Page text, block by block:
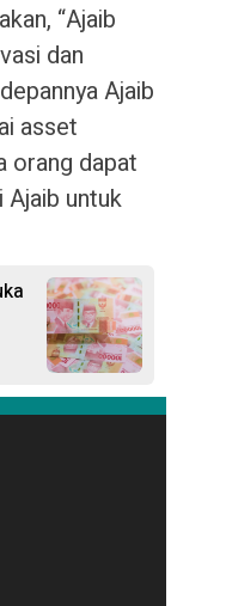
“Ajaib
dan
Ajaib
asset
orang dapat
Ajaib untuk